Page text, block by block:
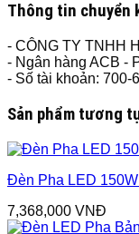
Thông tin chuyển
- CÔNG TY TNHH
- Ngân hàng ACB -
- Số tài khoản: 700-
Sản phẩm tương
Đèn Pha LED
7,368,000 VNĐ